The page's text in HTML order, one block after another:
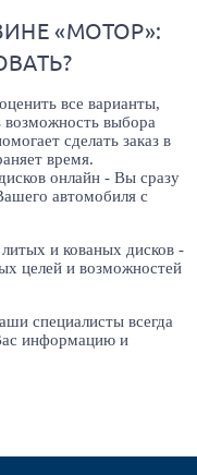
«МОТОР»:
все варианты,
возможность выбора
сделать заказ в
время.
онлайн - Вы сразу
автомобиля с
и кованых дисков -
целей и возможностей
специалисты всегда
информацию и